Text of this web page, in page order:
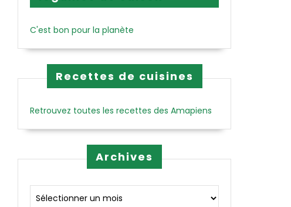
C'est bon pour la planète
Recettes de cuisines
Retrouvez toutes les recettes des Amapiens
Archives